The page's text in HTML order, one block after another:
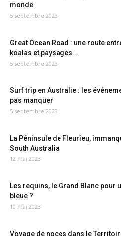
monde
5 septembre 2023
Great Ocean Road : une route
koalas et paysages...
5 septembre 2023
Surf trip en Australie : les
pas manquer
5 septembre 2023
La Péninsule de Fleurieu,
South Australia
12 mai 2023
Les requins, le Grand Blanc pour
bleue ?
10 mai 2023
Voyage de noces dans le